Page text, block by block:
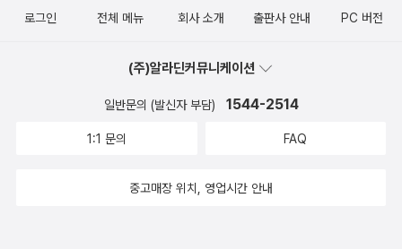
만, 그동안 제임스를 간호해줬던 크림슨과 에밀리는 하필이면 제
그들 대신 제임스 옆에 있던 요한나는 뭔가 수상쩍었는데, 결국
을 수 있을지, 그리고 부신교의 정체가 무엇인지도 주목하면서 읽
으면 더욱 재미있다. 우리와는 다른 존재를 접하면 처음엔 호기심
의 이익을 챙기려는 이들도 있기 마련이다. 어떤 SCP가 또 나타
로그인 전체 메뉴 회사 소개 출판사 안내 PC 버전
(주)알라딘커뮤니케이션
일반문의 (발신자 부담) 1544-2514
1:1 문의 FAQ
중고매장 위치, 영업시간 안내